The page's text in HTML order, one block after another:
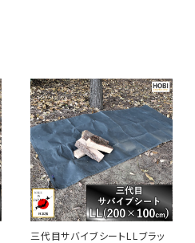
ャー マット 軍幕 [MADE IN JA
PAN]
三代目サバイブシートLLブラッ